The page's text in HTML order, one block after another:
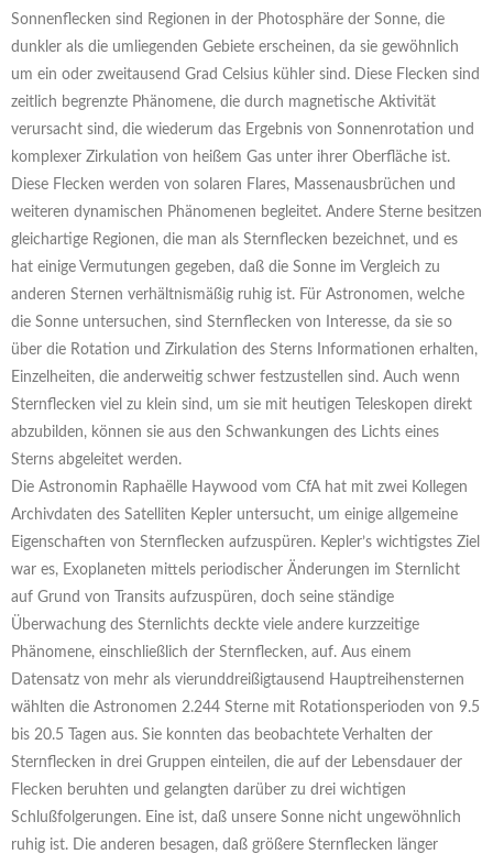
Sonnenflecken sind Regionen in der Photosphäre der Sonne, die
dunkler als die umliegenden Gebiete erscheinen, da sie gewöhnlich
um ein oder zweitausend Grad Celsius kühler sind. Diese Flecken sind
zeitlich begrenzte Phänomene, die durch magnetische Aktivität
verursacht sind, die wiederum das Ergebnis von Sonnenrotation und
komplexer Zirkulation von heißem Gas unter ihrer Oberfläche ist.
Diese Flecken werden von solaren Flares, Massenausbrüchen und
weiteren dynamischen Phänomenen begleitet. Andere Sterne besitzen
gleichartige Regionen, die man als Sternflecken bezeichnet, und es
hat einige Vermutungen gegeben, daß die Sonne im Vergleich zu
anderen Sternen verhältnismäßig ruhig ist. Für Astronomen, welche
die Sonne untersuchen, sind Sternflecken von Interesse, da sie so
über die Rotation und Zirkulation des Sterns Informationen erhalten,
Einzelheiten, die anderweitig schwer festzustellen sind. Auch wenn
Sternflecken viel zu klein sind, um sie mit heutigen Teleskopen direkt
abzubilden, können sie aus den Schwankungen des Lichts eines
Sterns abgeleitet werden.
Die Astronomin Raphaëlle Haywood vom CfA hat mit zwei Kollegen
Archivdaten des Satelliten Kepler untersucht, um einige allgemeine
Eigenschaften von Sternflecken aufzuspüren. Kepler’s wichtigstes Ziel
war es, Exoplaneten mittels periodischer Änderungen im Sternlicht
auf Grund von Transits aufzuspüren, doch seine ständige
Überwachung des Sternlichts deckte viele andere kurzzeitige
Phänomene, einschließlich der Sternflecken, auf. Aus einem
Datensatz von mehr als vierunddreißigtausend Hauptreihensternen
wählten die Astronomen 2.244 Sterne mit Rotationsperioden von 9.5
bis 20.5 Tagen aus. Sie konnten das beobachtete Verhalten der
Sternflecken in drei Gruppen einteilen, die auf der Lebensdauer der
Flecken beruhten und gelangten darüber zu drei wichtigen
Schlußfolgerungen. Eine ist, daß unsere Sonne nicht ungewöhnlich
ruhig ist. Die anderen besagen, daß größere Sternflecken länger